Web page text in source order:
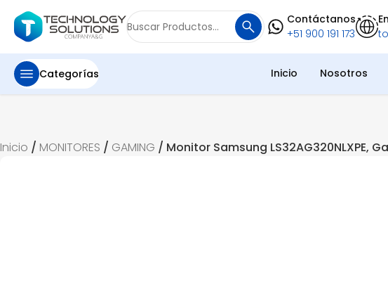
Buscar
por:
Contáctanos
+51 900 191 173
Categorías Inicio Nosotros
Inicio / MONITORES / GAMING / Monitor Samsung LS32AG320NLXPE,